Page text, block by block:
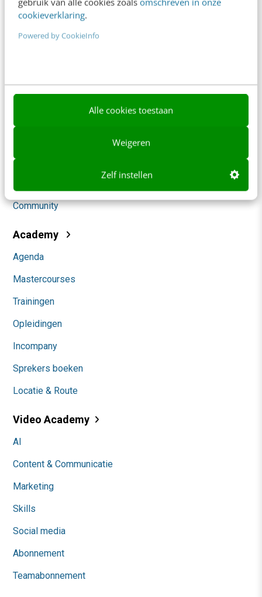
cookieverklaring.
Powered by CookieInfo
Alle cookies toestaan
Weigeren
Zelf instellen
Whitepapers
Content & Communicatie
Social
Community
Academy
Agenda
Mastercourses
Trainingen
Opleidingen
Incompany
Sprekers boeken
Locatie & Route
Video Academy
AI
Content & Communicatie
Marketing
Skills
Social media
Abonnement
Teamabonnement